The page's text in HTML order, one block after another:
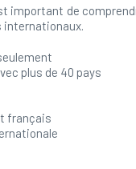
important de
internationaux.
plus de 40 pays
français